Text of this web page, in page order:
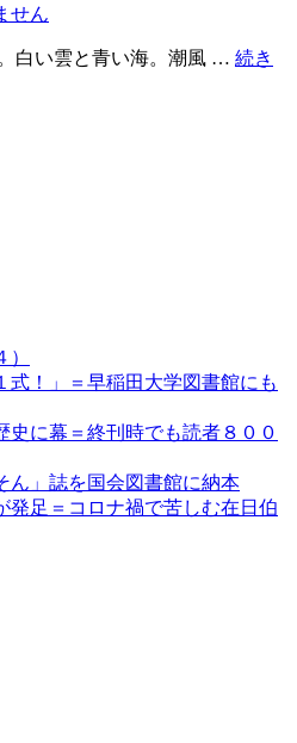
せん
白い雲と青い海。潮風 … 続き
式！」＝早稲田大学図書館にも
史に幕＝終刊時でも読者８００
ん」誌を国会図書館に納本
発足＝コロナ禍で苦しむ在日伯